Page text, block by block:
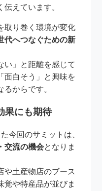
えています。
取り巻く環境が変化
代へつなぐための新
い」と距離を感じて
面白そう」と興味を
からです。
果にも期待
今回のサミットは、
交流の機会となりま
や土産物店のブース
覚や特産品が並びま